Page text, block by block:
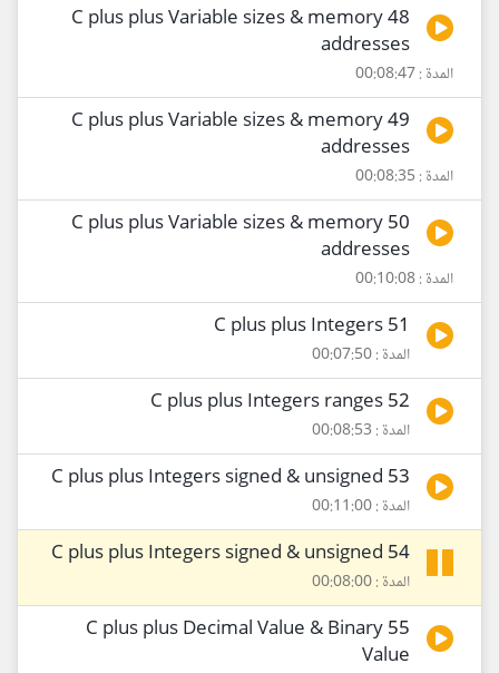
48 C plus plus Variable sizes & memory
addresses
المدة : 00:08:47
49 C plus plus Variable sizes & memory
addresses
المدة : 00:08:35
50 C plus plus Variable sizes & memory
addresses
المدة : 00:10:08
51 C plus plus Integers
المدة : 00:07:50
52 C plus plus Integers ranges
المدة : 00:08:53
53 C plus plus Integers signed & unsigned
المدة : 00:11:00
54 C plus plus Integers signed & unsigned
المدة : 00:08:00
55 C plus plus Decimal Value & Binary
Value